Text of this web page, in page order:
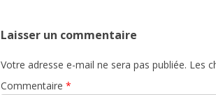
Laisser un commentaire
Votre adresse e-mail ne sera pas publiée. Les
Commentaire *